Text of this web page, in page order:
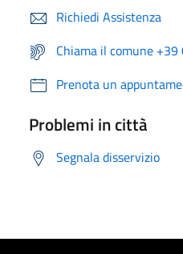
Richiedi Assistenza
Chiama il comune
Prenota un
Problemi in città
Segnala disservizio